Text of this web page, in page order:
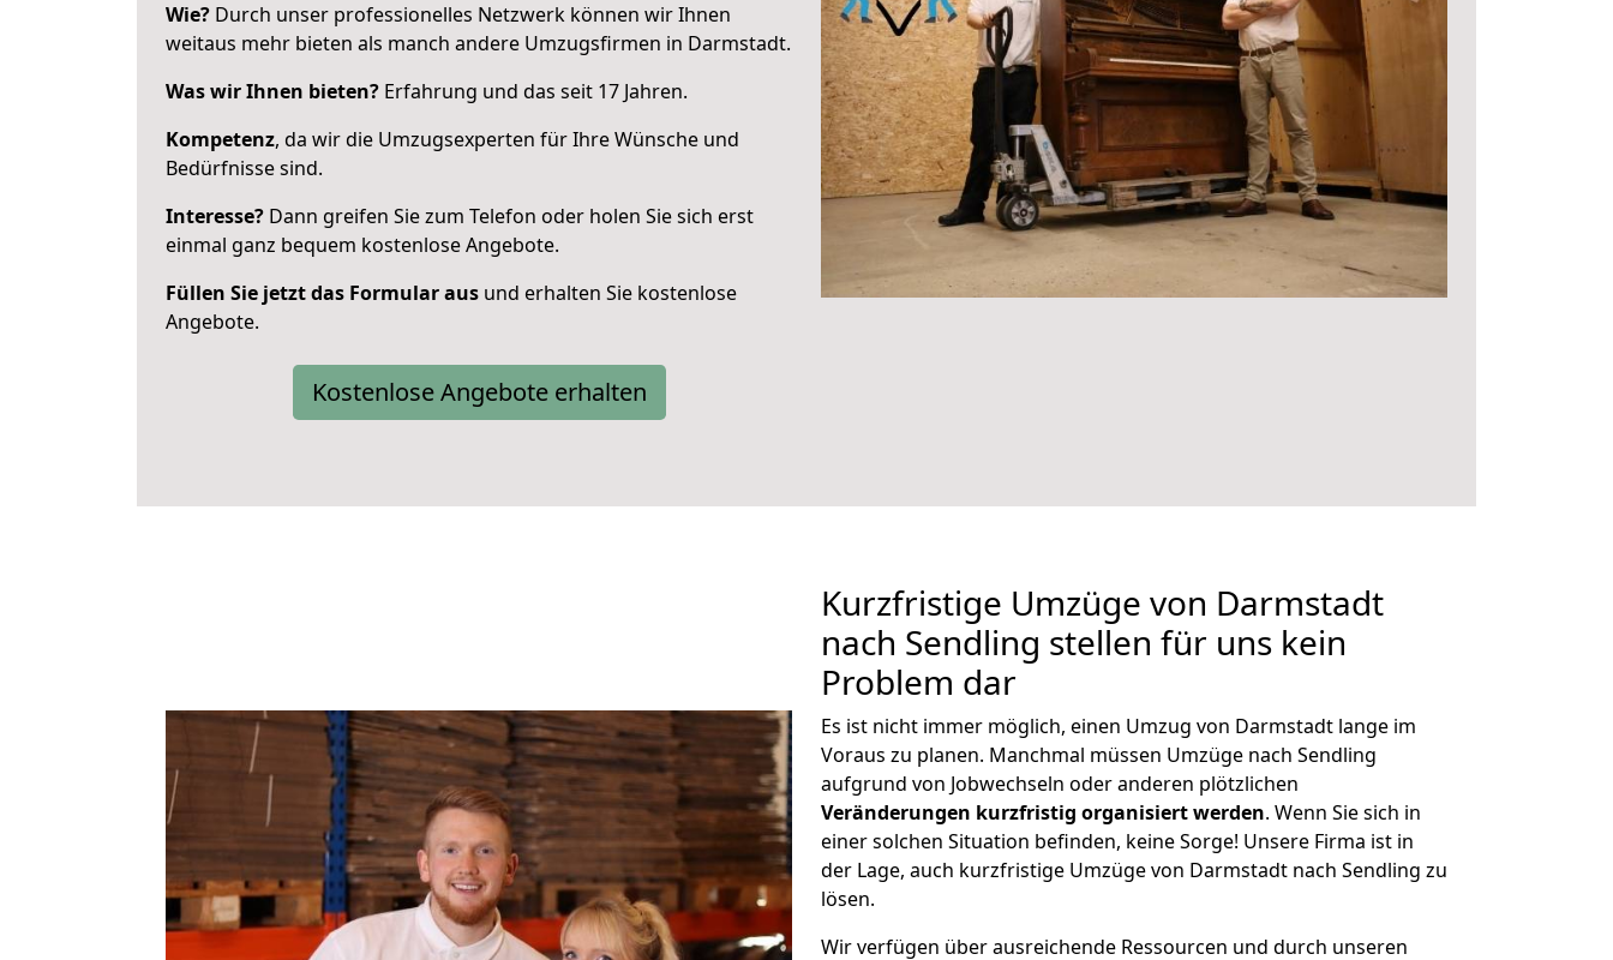
Wie? Durch unser professionelles Netzwerk können wir Ihnen
weitaus mehr bieten als manch andere Umzugsfirmen in Darmstadt.
Was wir Ihnen bieten? Erfahrung und das seit 17 Jahren.
Kompetenz, da wir die Umzugsexperten für Ihre Wünsche und
Bedürfnisse sind.
Interesse? Dann greifen Sie zum Telefon oder holen Sie sich erst
einmal ganz bequem kostenlose Angebote.
Füllen Sie jetzt das Formular aus und erhalten Sie kostenlose
Angebote.
Kostenlose Angebote erhalten
Kurzfristige Umzüge von Darmstadt
nach Sendling stellen für uns kein
Problem dar
Es ist nicht immer möglich, einen Umzug von Darmstadt lange im
Voraus zu planen. Manchmal müssen Umzüge nach Sendling
aufgrund von Jobwechseln oder anderen plötzlichen
Veränderungen kurzfristig organisiert werden. Wenn Sie sich in
einer solchen Situation befinden, keine Sorge! Unsere Firma ist in
der Lage, auch kurzfristige Umzüge von Darmstadt nach Sendling zu
lösen.
Wir verfügen über ausreichende Ressourcen und durch unseren